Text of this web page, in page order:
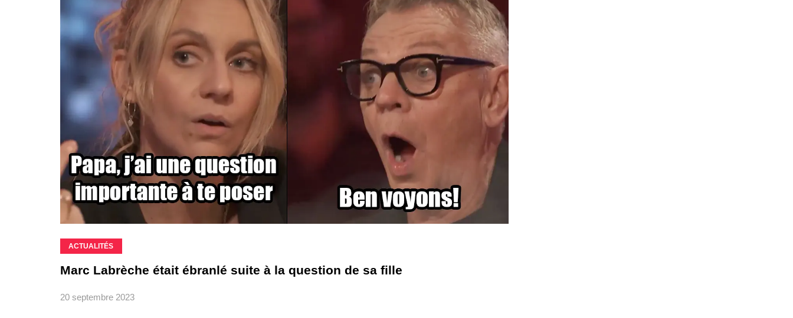
ACTUALITÉS
Marc Labrèche était ébranlé suite à la question de sa fille
20 septembre 2023